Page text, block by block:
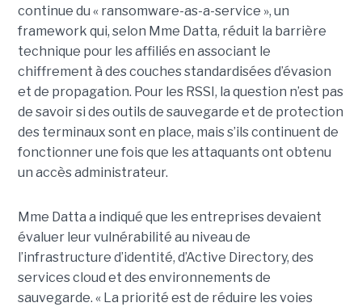
continue du « ransomware-as-a-service », un
framework qui, selon Mme Datta, réduit la barrière
technique pour les affiliés en associant le
chiffrement à des couches standardisées d’évasion
et de propagation. Pour les RSSI, la question n’est pas
de savoir si des outils de sauvegarde et de protection
des terminaux sont en place, mais s’ils continuent de
fonctionner une fois que les attaquants ont obtenu
un accès administrateur.
Mme Datta a indiqué que les entreprises devaient
évaluer leur vulnérabilité au niveau de
l’infrastructure d’identité, d’Active Directory, des
services cloud et des environnements de
sauvegarde. « La priorité est de réduire les voies